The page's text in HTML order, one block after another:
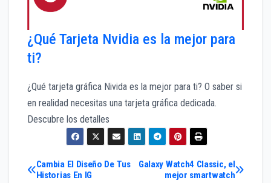
¿Qué Tarjeta Nvidia es la mejor para
ti?
¿Qué tarjeta gráfica Nivida es la mejor para ti? O saber si
en realidad necesitas una tarjeta gráfica dedicada.
Descubre los detalles
Navegación
Galaxy Watch4 Classic, el
mejor smartwatch
Cambia El Diseño De Tus
Historias En IG